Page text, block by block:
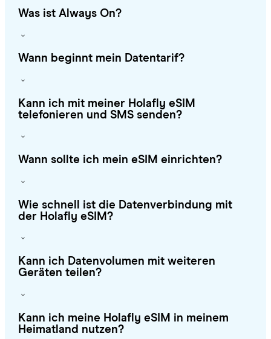
Was ist Always On?
Wann beginnt mein Datentarif?
Kann ich mit meiner Holafly eSIM
telefonieren und SMS senden?
Wann sollte ich mein eSIM einrichten?
Wie schnell ist die Datenverbindung mit
der Holafly eSIM?
Kann ich Datenvolumen mit weiteren
Geräten teilen?
Kann ich meine Holafly eSIM in meinem
Heimatland nutzen?